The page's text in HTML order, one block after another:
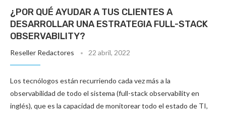
¿POR QUÉ AYUDAR A TUS CLIENTES A
DESARROLLAR UNA ESTRATEGIA FULL-STACK
OBSERVABILITY?
Reseller Redactores 22 abril, 2022
Los tecnólogos están recurriendo cada vez más a la
observabilidad de todo el sistema (full-stack observability en
inglés), que es la capacidad de monitorear todo el estado de TI,